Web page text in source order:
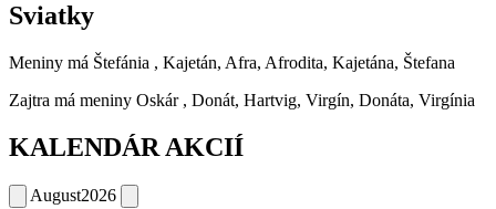
Sviatky
Meniny má Štefánia , Kajetán, Afra, Afrodita, Kajetána, Štefana
Zajtra má meniny Oskár , Donát, Hartvig, Virgín, Donáta, Virgínia
KALENDÁR AKCIÍ
August2026